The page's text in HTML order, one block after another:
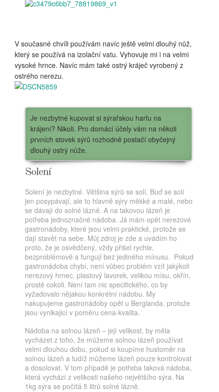
V současné chvíli používám navíc ještě velmi dlouhý nůž,
který se používá na izolační vatu. Vyhovuje mi i na velmi
vysoké hrnce. Navíc mám také ostrý kráječ vyrobený z
ostrého nerezu.
Je nezbytné kupovat si sýrařskou harfu na
krájení? Nikoli. Pro domácí účely vám na několi
prvních stovek sýrů rozhodně postačí obyčejný
dlouhý ostrý nůže.
Solení
Solení je nezbytné. Většina sýrů se solí. Buď se solí
jen posypávají, ale to hlavně sýry měkké a malé, nebo
se dávají do solné lázně. A na takovou lázeň je
potřeba jednoznačně nádoba. Já mám opět nerezové
gastronádoby, které jsou velmi praktické, protože se
dají stavět na sebe. Můj zdroj je zde a uvádím ho
proto, že je osvědčený, vždy přišel rychle,
bezproblémově a fungují bez jediného mínusu. Pokud
gastronádoba chybí, není vůbec problém vzít jakýkoli
nerezový hrnec, plastový lavorek, velikou mísu, okřín,
prostě cokoli. Není tam nic specifického, co by
vyžadovalo nějakou konkrétní nádobu. My
nakupujeme gastronádoby opět u Berglanda, protože
jsou vynikajicí v poměru cena-kvalita.
Nádoba na solnou lázeň – její velikost, by měla
vycházet z toho, že můžeme solnou lázeň používat
velmi dlouhou dobu, pokud si koupíme hustoměr na
solnou lázeň a tudíž můžeme lázeň pouze kontrolovat
a dosolovat. V tom případě je potřeba taková nádoba,
která vychází z velikosti našeho největšího sýra. Na
1kg sýra se počítá 5 litrů solné lázně.